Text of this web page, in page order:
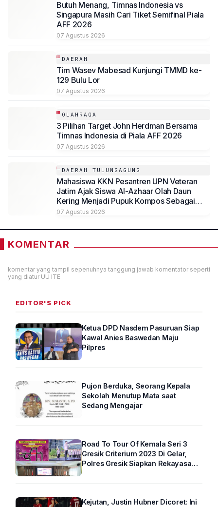
Butuh Menang, Timnas Indonesia vs
Singapura Masih Cari Tiket Semifinal Piala
AFF 2026
07 Agustus 2026
DAERAH
Tim Wasev Mabesad Kunjungi TMMD ke-
129 Bulu Lor
07 Agustus 2026
OLAHRAGA
3 Pilihan Target John Herdman Bersama
Timnas Indonesia di Piala AFF 2026
07 Agustus 2026
DAERAH TULUNGAGUNG
Mahasiswa KKN Pesantren UPN Veteran
Jatim Ajak Siswa Al-Azhaar Olah Daun
Kering Menjadi Pupuk Kompos Sebagai
Solusi Ramah Lingkungan
07 Agustus 2026
KOMENTAR
komentar yang tampil sepenuhnya tanggung jawab komentator seperti
yang diatur UU ITE
EDITOR'S PICK
Ketua DPD Nasdem Pasuruan Siap
Kawal Anies Baswedan Maju
Pilpres
Pujon Berduka, Seorang Kepala
Sekolah Menutup Mata saat
Sedang Mengajar
Road To Tour Of Kemala Seri 3
Gresik Criterium 2023 Di Gelar,
Polres Gresik Siapkan Rekayasa
Kejutan, Justin Hubner Dicoret: Ini